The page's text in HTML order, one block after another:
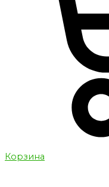
Корзина